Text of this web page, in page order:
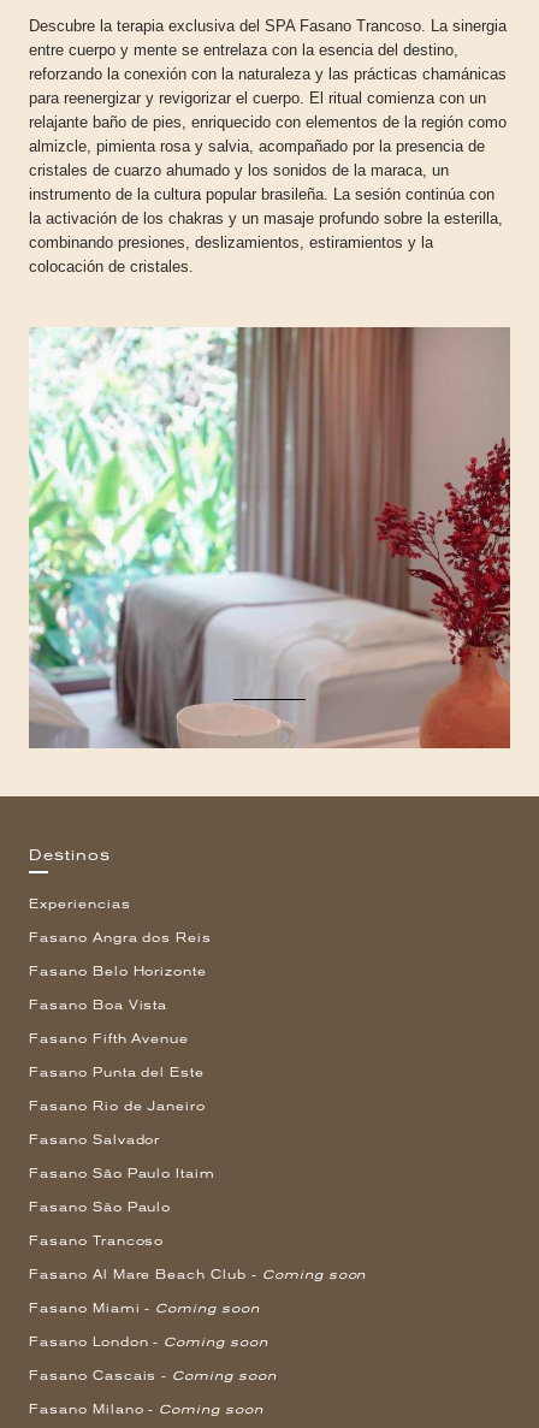
Descubre la terapia exclusiva del SPA Fasano Trancoso. La sinergia
entre cuerpo y mente se entrelaza con la esencia del destino,
reforzando la conexión con la naturaleza y las prácticas chamánicas
para reenergizar y revigorizar el cuerpo. El ritual comienza con un
relajante baño de pies, enriquecido con elementos de la región como
almizcle, pimienta rosa y salvia, acompañado por la presencia de
cristales de cuarzo ahumado y los sonidos de la maraca, un
instrumento de la cultura popular brasileña. La sesión continúa con
la activación de los chakras y un masaje profundo sobre la esterilla,
combinando presiones, deslizamientos, estiramientos y la
colocación de cristales.
Destinos
Experiencias
Fasano Angra dos Reis
Fasano Belo Horizonte
Fasano Boa Vista
Fasano Fifth Avenue
Fasano Punta del Este
Fasano Rio de Janeiro
Fasano Salvador
Fasano São Paulo Itaim
Fasano São Paulo
Fasano Trancoso
Fasano Al Mare Beach Club - Coming soon
Fasano Miami - Coming soon
Fasano London - Coming soon
Fasano Cascais - Coming soon
Fasano Milano - Coming soon